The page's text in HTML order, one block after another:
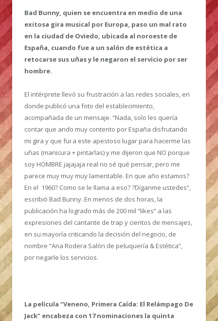
Bad Bunny, quien se encuentra en medio de una
exitosa gira musical por Europa, paso un mal rato
en la ciudad de Oviedo, ubicada al noroeste de
España, cuando fue a un salón de estética a
retocarse sus uñas y le negaron el servicio por ser
hombre.
El intérprete llevó su frustración a las redes sociales, en
donde publicó una foto del establecimiento,
acompañada de un mensaje. “Nada, solo les quería
contar que ando muy contento por España disfrutando
mi gira y que fui a este apestoso lugar para hacerme las
uñas (manicura + pintarlas) y me dijeron que NO porque
soy HOMBRE jajajaja real no sé qué pensar, pero me
parece muy muy muy lamentable. En que año estamos?
En el 1960? Como se le llama a eso? ?Díganme ustedes“,
escribió Bad Bunny. En menos de dos horas, la
publicación ha logrado más de 200 mil “likes” a las
expresiones del cantante de trap y cientos de mensajes,
en su mayoría criticando la decisión del negocio, de
nombre “Ana Rodera Salón de peluquería & Estética”,
por negarle los servicios.
La película “Veneno, Primera Caída: El Relámpago De
Jack” encabeza con 17 nominaciones la quinta